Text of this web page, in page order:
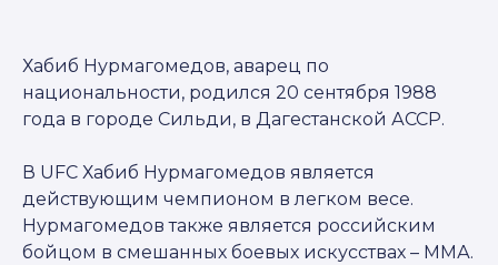
Хабиб Нурмагомедов, аварец по
национальности, родился 20 сентября 1988
года в городе Сильди, в Дагестанской АССР.
В UFC Хабиб Нурмагомедов является
действующим чемпионом в легком весе.
Нурмагомедов также является российским
бойцом в смешанных боевых искусствах – ММА.